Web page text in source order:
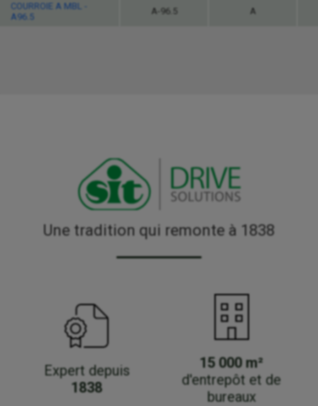
COURROIE A MBL -
A96.5
A-96.5 A
Une tradition qui remonte à 1838
Expert depuis
1838
15 000 m²
d'entrepôt et de
bureaux